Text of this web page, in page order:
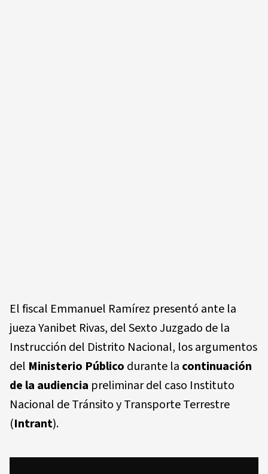
El fiscal Emmanuel Ramírez presentó ante la
jueza Yanibet Rivas, del Sexto Juzgado de la
Instrucción del Distrito Nacional, los argumentos
del Ministerio Público durante la continuación
de la audiencia preliminar del caso Instituto
Nacional de Tránsito y Transporte Terrestre
(Intrant).